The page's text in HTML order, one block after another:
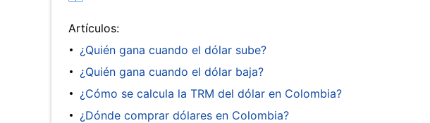
Artículos:
¿Quién gana cuando el dólar sube?
¿Quién gana cuando el dólar baja?
¿Cómo se calcula la TRM del dólar en Colombia?
¿Dónde comprar dólares en Colombia?